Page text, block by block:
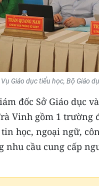
Giáo dục tiểu học, Bộ Giáo
đốc Sở Giáo dục
Vinh gồm 1 trường
học, ngoại ngữ,
nhu cầu cung cấp